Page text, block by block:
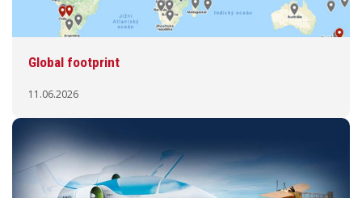
Global footprint
11.06.2026